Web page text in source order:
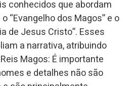
conhecidos que abordam
“Evangelho dos Magos” e o
de Jesus Cristo”. Esses
a narrativa, atribuindo
Magos: É importante
e detalhes não são